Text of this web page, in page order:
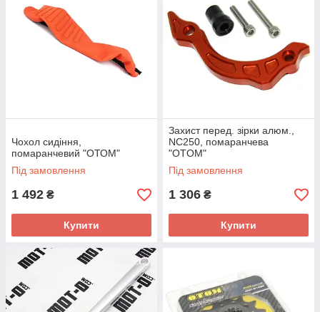
Чохол сидіння,
помаранчевий "ОТОМ"
Під замовлення
1 492 ₴
Купити
Захист перед. зірки алюм.,
NC250, помаранчева
"OTOM"
Під замовлення
1 306 ₴
Купити